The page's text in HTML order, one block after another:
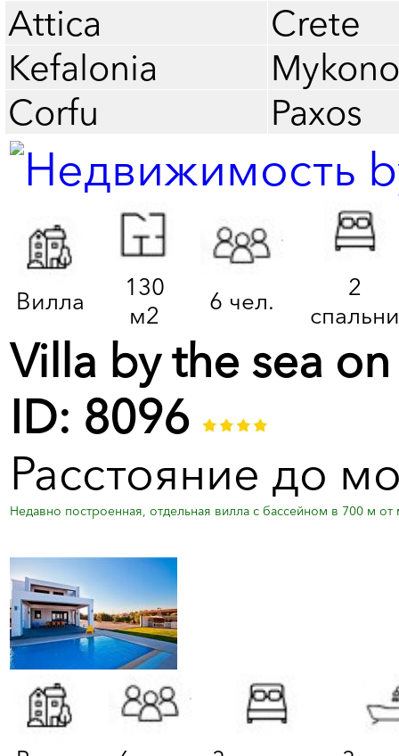
Attica
Crete
Kefalonia
Corfu
Paxos
Вилла
130
м2
6 чел.
2
спальни
Villa by the sea
ID: 8096
Расстояние до
Недавно построенная, отдельная вилла с бассейном в 700 м